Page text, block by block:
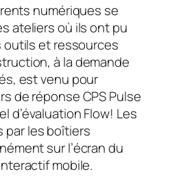
numériques se
ateliers où ils ont pu
et ressources
à la demande
est venu pour
de réponse CPS Pulse
d’évaluation Flow! Les
par les boîtiers
sur l’écran du
mobile.